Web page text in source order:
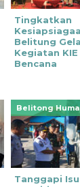
Tingkatkan
Belitung
Kegiatan KIE
Bencana
Belitong
Tanggapi